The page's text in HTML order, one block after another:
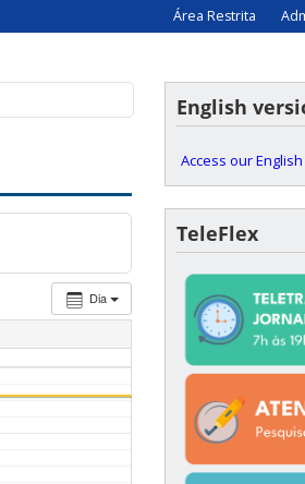
Área Restrita
Dia
English
Access our
TeleFlex